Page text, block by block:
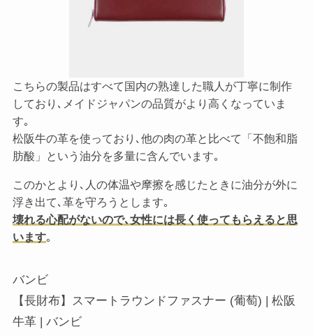
こちらの製品はすべて国内の熟達した職人が丁寧に制作
しており､メイドジャパンの品質がより高くなっていま
す｡
松阪牛の革を使っており､他の肉の革と比べて「不飽和脂
肪酸」という油分を多量に含んでいます｡
このかとより､人の体温や摩擦を感じたときに油分が外に
浮き出て､革を守ろうとします｡
壊れる心配がないので､女性には長く使ってもらえると思
います｡
バンビ
【長財布】スマートラウンドファスナー (葡萄) | 松阪
牛革 | バンビ